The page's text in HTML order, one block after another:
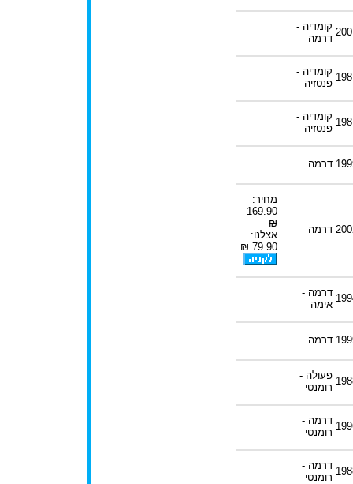
קומדיה -
דרמה
קומדיה -
פנטזיה
קומדיה -
פנטזיה
דרמה
דרמה
מחיר:
169.90
₪
אצלנו:
79.90 ₪
דרמה -
אימה
דרמה
פעולה -
רומנטי
דרמה -
רומנטי
דרמה -
רומנטי